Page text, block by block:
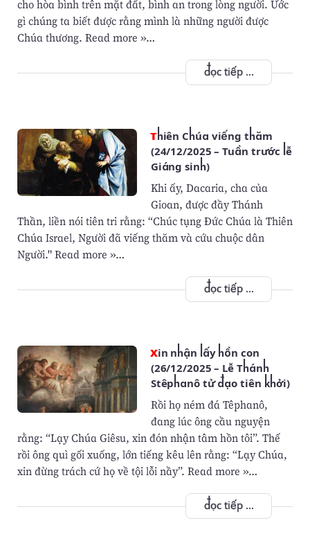
cho hòa bình trên mặt đất, bình an trong lòng người. Ước
gì chúng ta biết được rằng mình là những người được
Chúa thương. Read more »…
đọc tiếp ...
Thiên Chúa viếng thăm
(24/12/2025 – Tuần trước lễ
Giáng sinh)
Khi ấy, Dacaria, cha của
Gioan, được đầy Thánh
Thần, liền nói tiên tri rằng: “Chúc tụng Ðức Chúa là Thiên
Chúa Israel, Người đã viếng thăm và cứu chuộc dân
Người." Read more »…
đọc tiếp ...
Xin nhận lấy hồn con
(26/12/2025 – Lễ Thánh
Stêphanô tử đạo tiên khởi)
Rồi họ ném đá Têphanô,
đang lúc ông cầu nguyện
rằng: “Lạy Chúa Giêsu, xin đón nhận tâm hồn tôi”. Thế
rồi ông quì gối xuống, lớn tiếng kêu lên rằng: “Lạy Chúa,
xin đừng trách cứ họ về tội lỗi nầy”. Read more »…
đọc tiếp ...